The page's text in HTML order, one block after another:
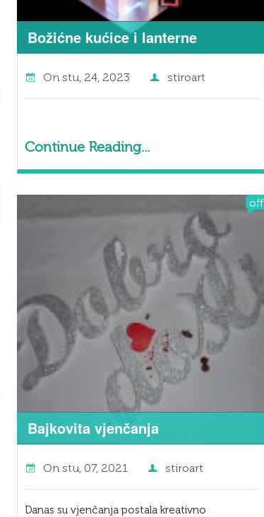
Božićne kućice i lanterne
On stu, 24, 2023 stiroart
Continue Reading...
Bajkovita vjenčanja
off
On stu, 07, 2021 stiroart
Danas su vjenčanja postala kreativno